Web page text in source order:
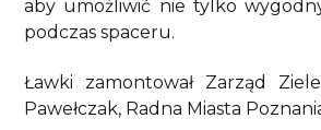
aby umożliwić nie tylko
podczas spaceru.
Ławki zamontował Zarząd
Pawełczak, Radna Miasta